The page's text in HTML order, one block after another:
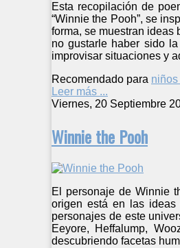
Esta recopilación de
“Winnie the Pooh”, se
forma, se muestran ideas
no gustarle haber sido
improvisar situaciones y
Recomendado para
Leer más ...
Viernes, 20 Septiembre
Winnie the Pooh
El personaje de Winnie
origen está en las
personajes de este
Eeyore, Heffalump,
descubriendo facetas